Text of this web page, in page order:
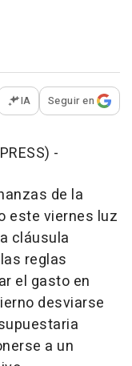
opciones para
IA Seguir en
-
de la
este viernes luz
cláusula
reglas
el gasto en
desviarse
a un